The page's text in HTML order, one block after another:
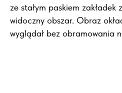
ze stałym paskiem zakładek
widoczny obszar. Obraz
wyglądał bez obramowania